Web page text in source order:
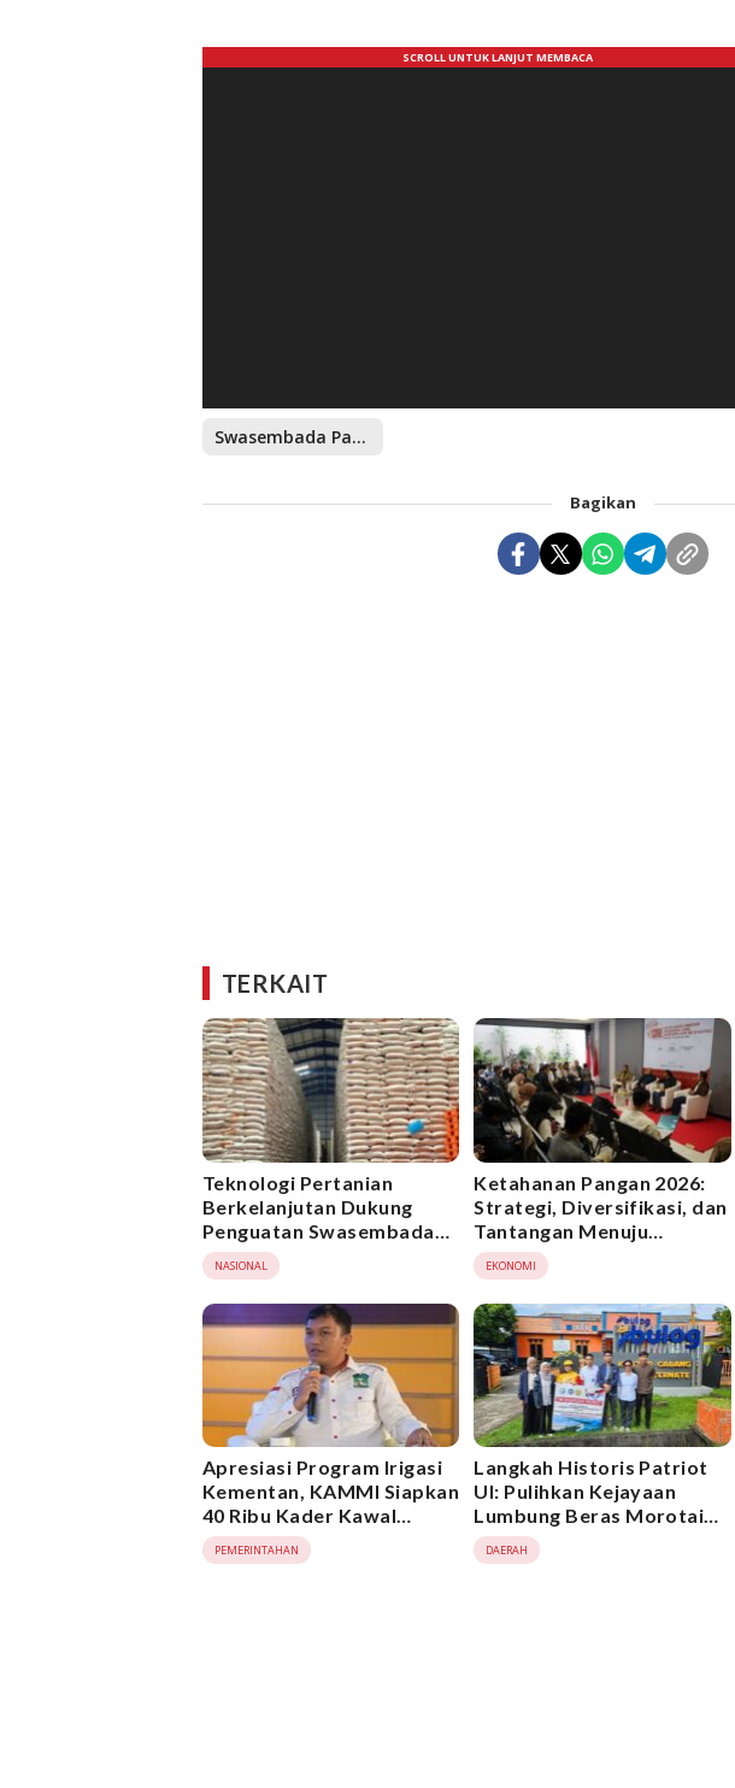
Swasembada Pangan
Bagikan
TERKAIT
Teknologi Pertanian
Berkelanjutan Dukung
Penguatan Swasembada
Pangan
NASIONAL
Ketahanan Pangan 2026:
Strategi, Diversifikasi, dan
Tantangan Menuju
Swasembada
EKONOMI
Apresiasi Program Irigasi
Kementan, KAMMI Siapkan
40 Ribu Kader Kawal
Swasembada Pangan
PEMERINTAHAN
Langkah Historis Patriot
UI: Pulihkan Kejayaan
Lumbung Beras Morotai
Era 1990-an melalui
Pembangunan Gudang
DAERAH